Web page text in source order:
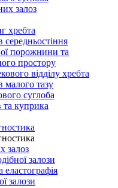
залоз
хребта
порожнини та
простору
відділу хребта
малого тазу
суглоба
куприка
залоз
залози
еластографія
залози